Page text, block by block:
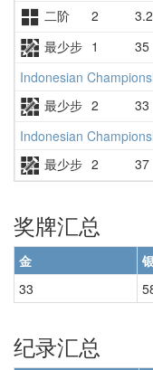
二阶
2
最少步 1 35
Indonesian
最少步 2 33
Indonesian
最少步 2 37
奖牌汇总
金 银
33
纪录汇总